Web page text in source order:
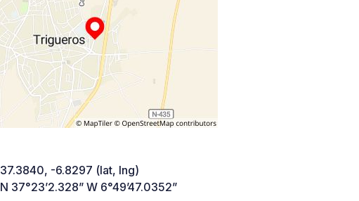
37.3840, -6.8297 (lat, lng)
N 37°23’2.328” W 6°49’47.0352”